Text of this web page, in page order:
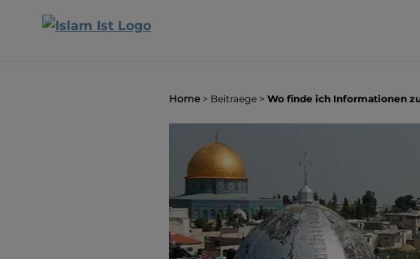
Home> Beitraege > Wo finde ich Informationen